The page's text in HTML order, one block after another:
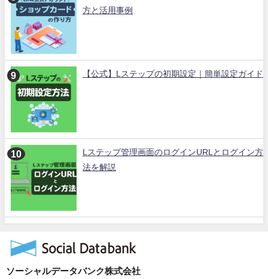
方と活用事例
【公式】Lステップの初期設定｜簡単設定ガイド
Lステップ管理画面のログインURLとログイン方
法を解説
ソーシャルデータバンク株式会社